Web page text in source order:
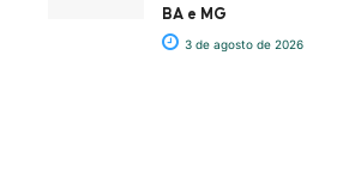
BA e MG
3 de agosto de 2026